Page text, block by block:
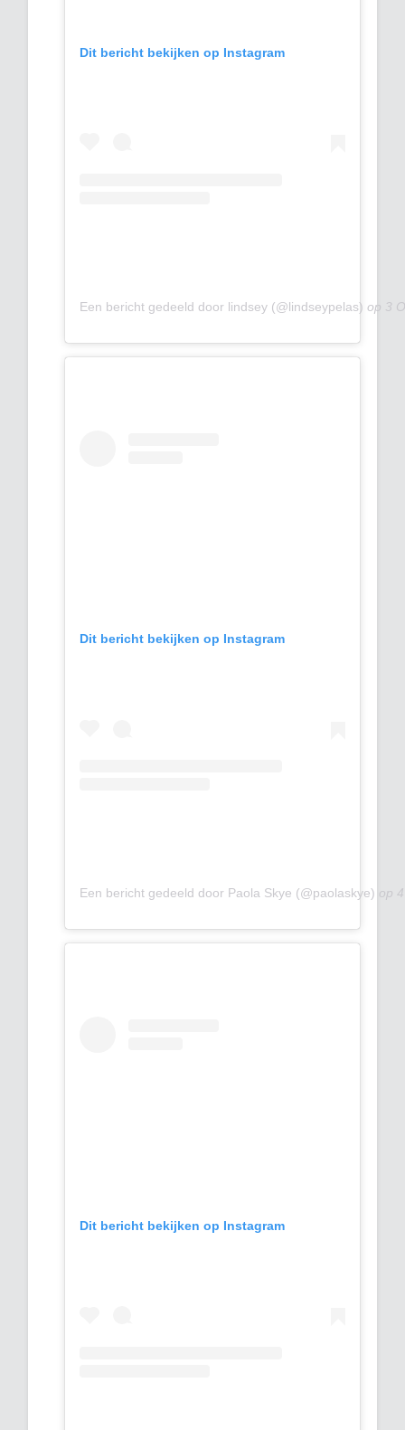
Dit bericht bekijken op Instagram
Een bericht gedeeld door lindsey (@lindseypelas) op 3
Dit bericht bekijken op Instagram
Een bericht gedeeld door Paola Skye (@paolaskye) op
Dit bericht bekijken op Instagram